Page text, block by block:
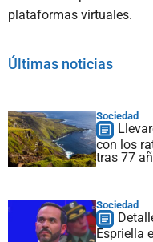
plataformas virtuales.
Últimas noticias
Sociedad
con los
tras 77
Sociedad
Espriella